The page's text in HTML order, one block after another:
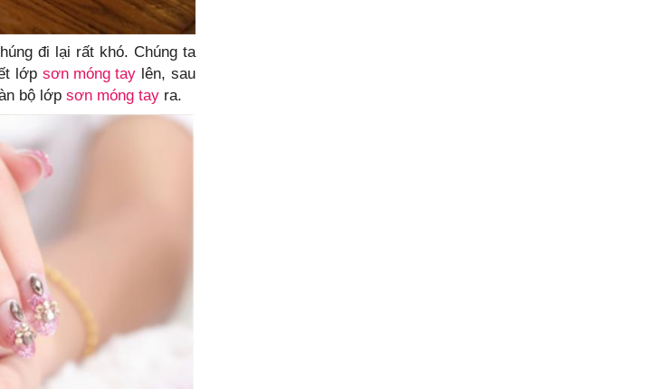
đi lại rất khó. Chúng ta
lớp sơn móng taylên, sau
bộ lớp sơn móng tay ra.